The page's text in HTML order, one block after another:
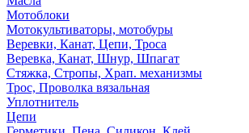
Мотоблоки
Мотокультиваторы, мотобуры
Веревки, Канат, Цепи, Троса
Веревка, Канат, Шнур, Шпагат
Стяжка, Стропы, Храп. механизмы
Трос, Проволка вязальная
Уплотнитель
Цепи